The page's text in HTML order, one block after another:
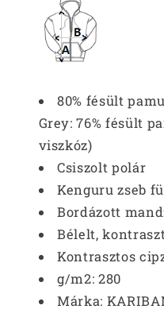
80% fésült
Grey: 76% fésült
viszkóz)
Csiszolt polár
Kenguru zseb
Bordázott
Bélelt,
Kontrasztos
g/m2: 280
Márka: